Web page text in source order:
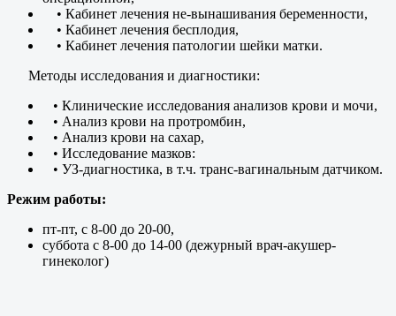
• Кабинет лечения не-вынашивания беременности,
• Кабинет лечения бесплодия,
• Кабинет лечения патологии шейки матки.
Методы исследования и диагностики:
• Клинические исследования анализов крови и мочи,
• Анализ крови на протромбин,
• Анализ крови на сахар,
• Исследование мазков:
• УЗ-диагностика, в т.ч. транс-вагинальным датчиком.
Режим работы:
пт-пт, с 8-00 до 20-00,
суббота с 8-00 до 14-00 (дежурный врач-акушер-
гинеколог)